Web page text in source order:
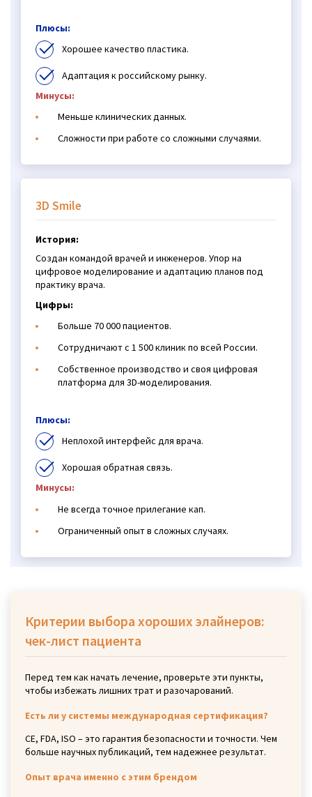
Плюсы:
Хорошее качество пластика.
Адаптация к российскому рынку.
Минусы:
Меньше клинических данных.
Сложности при работе со сложными случаями.
3D Smile
История:
Создан командой врачей и инженеров. Упор на
цифровое моделирование и адаптацию планов под
практику врача.
Цифры:
Больше 70 000 пациентов.
Сотрудничают с 1 500 клиник по всей России.
Собственное производство и своя цифровая
платформа для 3D-моделирования.
Плюсы:
Неплохой интерфейс для врача.
Хорошая обратная связь.
Минусы:
Не всегда точное прилегание кап.
Ограниченный опыт в сложных случаях.
Критерии выбора хороших элайнеров:
чек-лист пациента
Перед тем как начать лечение, проверьте эти пункты,
чтобы избежать лишних трат и разочарований.
Есть ли у системы международная сертификация?
CE, FDA, ISO – это гарантия безопасности и точности. Чем
больше научных публикаций, тем надежнее результат.
Опыт врача именно с этим брендом